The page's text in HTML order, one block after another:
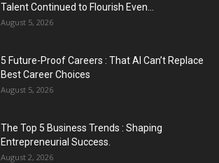
Talent Continued to Flourish Even...
August 5, 2026
5 Future-Proof Careers : That AI Can’t Replace
Best Career Choices
August 5, 2026
The Top 5 Business Trends : Shaping
Entrepreneurial Success.
August 2, 2026